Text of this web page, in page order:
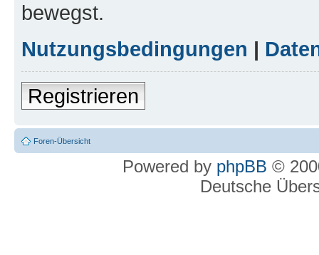
bewegst.
Nutzungsbedingungen |
Registrieren
Foren-Übersicht
Powered by phpBB ©
Deutsche